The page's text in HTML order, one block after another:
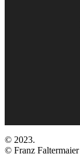
© 2023.
© Franz Faltermaier